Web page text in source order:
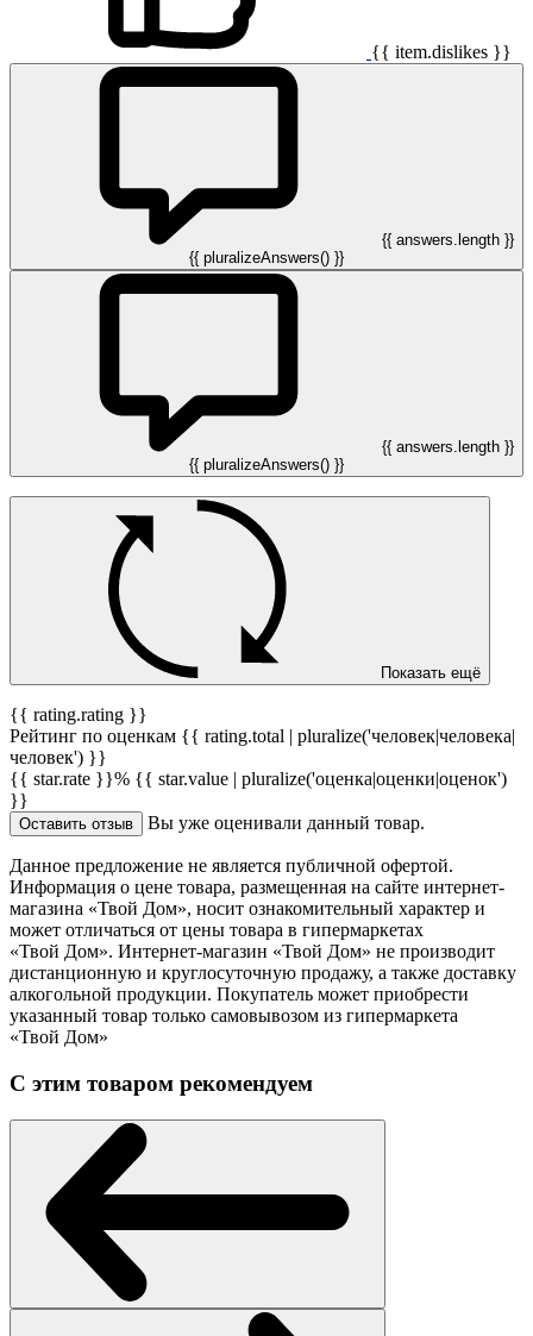
{{ item.dislikes }}
{{ answers.length }}
{{ pluralizeAnswers() }}
{{ answers.length }}
{{ pluralizeAnswers() }}
Показать ещё
{{ rating.rating }}
Рейтинг по оценкам {{ rating.total | pluralize('человек|человека|
человек') }}
{{ star.rate }}% {{ star.value | pluralize('оценка|оценки|оценок')
}}
Оставить отзыв Вы уже оценивали данный товар.
Данное предложение не является публичной офертой.
Информация о цене товара, размещенная на сайте интернет-
магазина «Твой Дом», носит ознакомительный характер и
может отличаться от цены товара в гипермаркетах
«Твой Дом». Интернет-магазин «Твой Дом» не производит
дистанционную и круглосуточную продажу, а также доставку
алкогольной продукции. Покупатель может приобрести
указанный товар только самовывозом из гипермаркета
«Твой Дом»
С этим товаром рекомендуем